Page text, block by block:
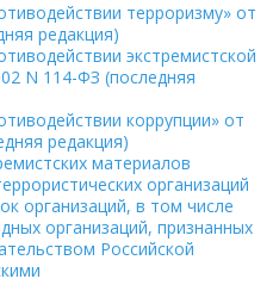
терроризму» от
редакция)
экстремистской
N 114-ФЗ (последняя
коррупции» от
редакция)
материалов
организаций
организаций, в том числе
организаций, признанных
Российской